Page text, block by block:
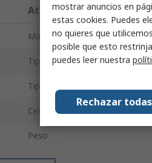
Atributo
Marca
Tipo de producto
Tipo Sub
Certificaciones y estándares
Peso
mostrar anuncios en
estas cookies. Puedes
no quieres que
posible que esto
puedes leer nuestra
Rechazar todas